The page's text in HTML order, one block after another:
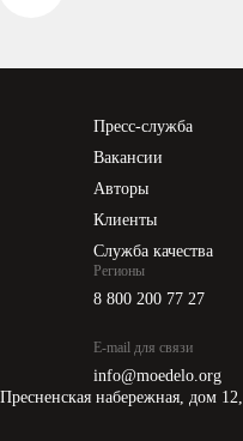
Пресс-служба
Вакансии
Авторы
Клиенты
Служба качества
Регионы
8 800 200 77 27
E-mail для связи
info@moedelo.org
набережная, дом 12,